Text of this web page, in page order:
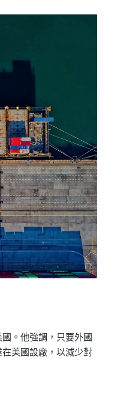
。他強調，只要外國
美國設廠，以減少對